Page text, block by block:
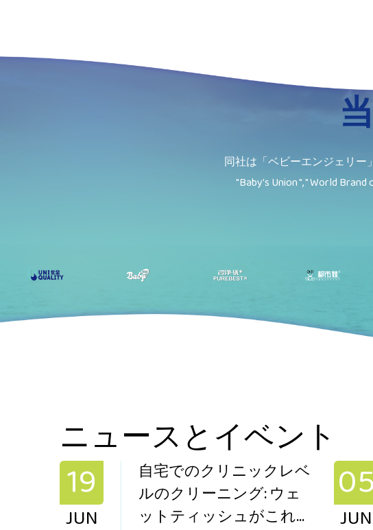
同社は「ベビーエンジェリ
"Baby's Union ", " World Brand
ニュースとイベント
19
JUN
自宅でのクリニックレベ
ルのクリーニング: ウェ
ットティッシュがこれま
05
JUN